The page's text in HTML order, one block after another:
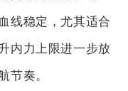
线稳定，尤其适合
内力上限进一步放
节奏。